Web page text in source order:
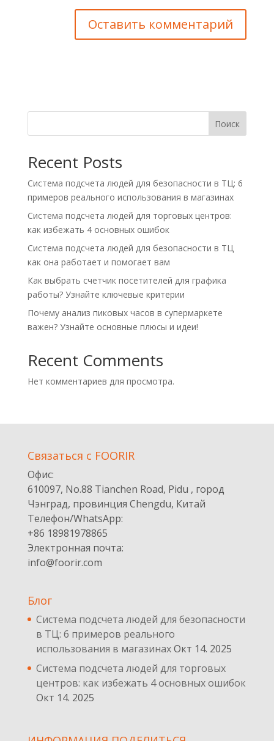
Поиск
Recent Posts
Система подсчета людей для безопасности в ТЦ: 6
примеров реального использования в магазинах
Система подсчета людей для торговых центров:
как избежать 4 основных ошибок
Система подсчета людей для безопасности в ТЦ
как она работает и помогает вам
Как выбрать счетчик посетителей для графика
работы? Узнайте ключевые критерии
Почему анализ пиковых часов в супермаркете
важен? Узнайте основные плюсы и идеи!
Recent Comments
Нет комментариев для просмотра.
Cвязаться с FOORIR
Офис:
610097, No.88 Tianchen Road, Pidu , город
Чэнград, провинция Chengdu, Китай
Телефон/WhatsApp:
+86 18981978865
Электронная почта:
info@foorir.com
Блог
Система подсчета людей для безопасности
в ТЦ: 6 примеров реального
использования в магазинахОкт 14. 2025
Система подсчета людей для торговых
центров: как избежать 4 основных ошибок
Окт 14. 2025